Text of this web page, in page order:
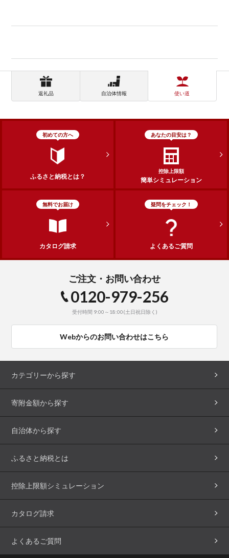
返礼品 自治体情報 使い道
初めての方へ
ふるさと納税とは？
あなたの目安は？
控除上限額
簡単シミュレーション
無料でお届け
カタログ請求
疑問をチェック！
よくあるご質問
ご注文・お問い合わせ
0120-979-256
受付時間 9:00～18:00(土日祝日除く)
Webからのお問い合わせはこちら
カテゴリーから探す
寄附金額から探す
自治体から探す
ふるさと納税とは
控除上限額シミュレーション
カタログ請求
よくあるご質問